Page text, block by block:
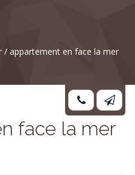
appartement en face la mer
face la mer